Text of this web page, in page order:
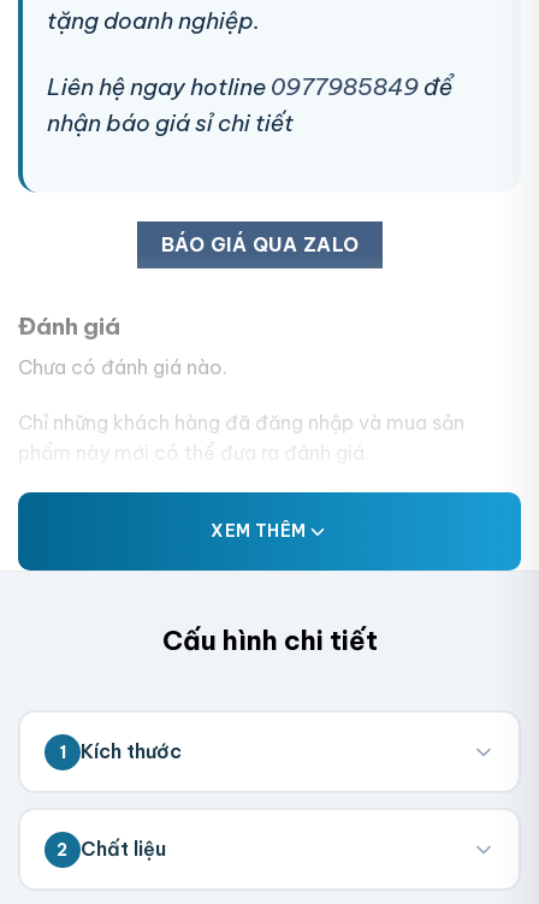
tặng doanh nghiệp.
Liên hệ ngay hotline 0977985849 để
nhận báo giá sỉ chi tiết
BÁO GIÁ QUA ZALO
Đánh giá
Chưa có đánh giá nào.
Chỉ những khách hàng đã đăng nhập và mua sản
phẩm này mới có thể đưa ra đánh giá.
XEM THÊM
Cấu hình chi tiết
1 Kích thước
💡 Đo kích thước bên trong hộp (nơi chứa
sản phẩm). Chúng tôi sẽ tính toán kích
thước tổng thể.
2 Chất liệu